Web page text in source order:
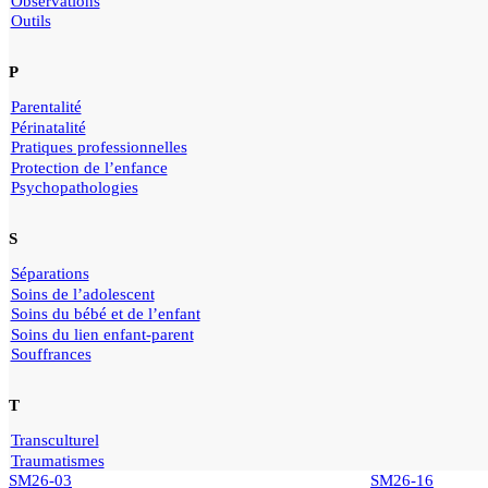
Outils
P
Parentalité
Périnatalité
Pratiques professionnelles
Protection de l’enfance
Psychopathologies
S
Séparations
Soins de l’adolescent
Soins du bébé et de l’enfant
Soins du lien enfant-parent
Souffrances
T
Transculturel
Traumatismes
SM26-03
SM26-16